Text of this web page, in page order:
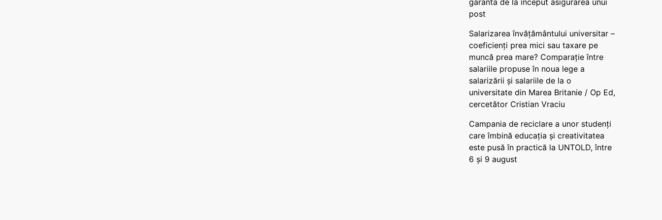
garanta de la început asigurarea unui
post
Salarizarea învățământului universitar –
coeficienți prea mici sau taxare pe
muncă prea mare? Comparație între
salariile propuse în noua lege a
salarizării și salariile de la o
universitate din Marea Britanie / Op Ed,
cercetător Cristian Vraciu
Campania de reciclare a unor studenți
care îmbină educația și creativitatea
este pusă în practică la UNTOLD, între
6 și 9 august